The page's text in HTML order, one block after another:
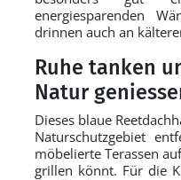
energiesparenden
drinnen auch an
Ruhe tanken
Natur
Dieses blaue
Naturschutzgebiet
möbelierte Terassen
grillen könnt. Für die